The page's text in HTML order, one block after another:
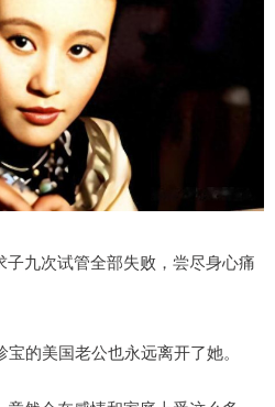
九次试管全部失败，尝尽身心痛
的美国老公也永远离开了她。